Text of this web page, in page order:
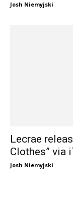
Josh Niemyjski
Lecrae
Clothes” via
Josh Niemyjski